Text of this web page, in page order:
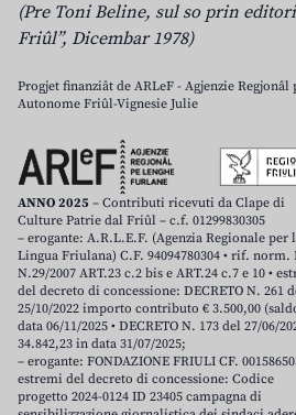
(Pre Toni Beline, sul so prin
Friûl”, Dicembar 1978)
Progjet finanziât de ARLeF - Agjenzie Regjonâl
Autonome Friûl-Vignesie Julie
ANNO 2025 – Contributi ricevuti da Clape di
Culture Patrie dal Friûl – c.f. 01299830305
– erogante: A.R.L.E.F. (Agenzia Regionale per
Lingua Friulana) C.F. 94094780304 • rif. norm.
N.29/2007 ART.23 c.2 bis e ART.24 c.7 e 10 •
del decreto di concessione: DECRETO N. 261
25/10/2022 importo contributo € 3.500,00
data 06/11/2025 • DECRETO N. 173 del 27/06/
34.842,23 in data 31/07/2025;
– erogante: FONDAZIONE FRIULI CF.
estremi del decreto di concessione: Codice
progetto 2024-0124 ID 23405 campagna di